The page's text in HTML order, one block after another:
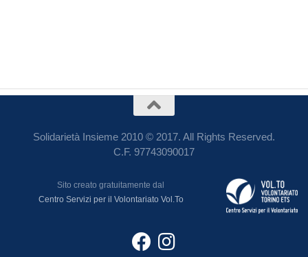
Solidarietà Insieme 2010 © 2017. All Rights Reserved.
C.F. 97743090017
Sito creato gratuitamente dal
Centro Servizi per il Volontariato Vol.To